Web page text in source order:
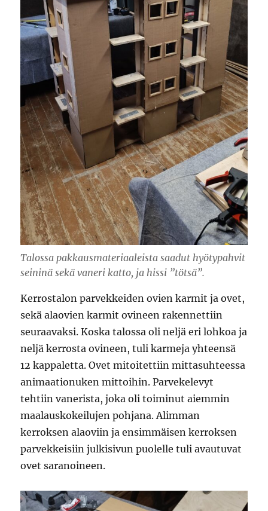
Talossa pakkausmateriaaleista saadut hyötypahvit
seininä sekä vaneri katto, ja hissi ”tötsä”.
Kerrostalon parvekkeiden ovien karmit ja ovet,
sekä alaovien karmit ovineen rakennettiin
seuraavaksi. Koska talossa oli neljä eri lohkoa ja
neljä kerrosta ovineen, tuli karmeja yhteensä
12 kappaletta. Ovet mitoitettiin mittasuhteessa
animaationuken mittoihin. Parvekelevyt
tehtiin vanerista, joka oli toiminut aiemmin
maalauskokeilujen pohjana. Alimman
kerroksen alaoviin ja ensimmäisen kerroksen
parvekkeisiin julkisivun puolelle tuli avautuvat
ovet saranoineen.